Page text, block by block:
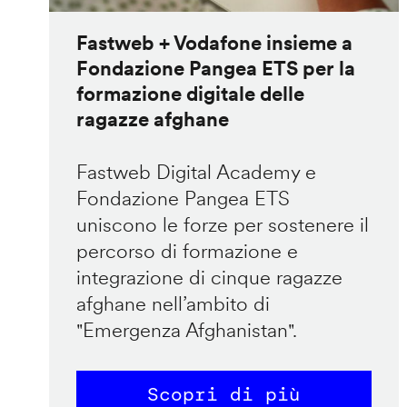
Fastweb + Vodafone insieme a
Fondazione Pangea ETS per la
formazione digitale delle
ragazze afghane
Fastweb Digital Academy e
Fondazione Pangea ETS
uniscono le forze per sostenere il
percorso di formazione e
integrazione di cinque ragazze
afghane nell’ambito di
"Emergenza Afghanistan".
Scopri di più